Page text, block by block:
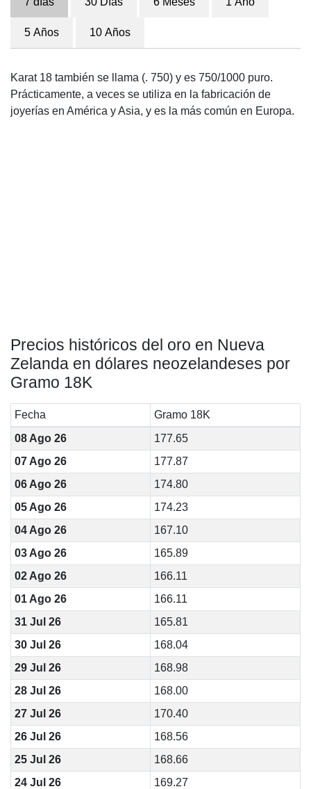
5 Años 10 Años
Karat 18 también se llama (. 750) y es 750/1000 puro.
Prácticamente, a veces se utiliza en la fabricación de
joyerías en América y Asia, y es la más común en Europa.
Precios históricos del oro en Nueva
Zelanda en dólares neozelandeses por
Gramo 18K
Fecha
Gramo 18K
08 Ago 26
177.65
07 Ago 26
177.87
06 Ago 26
174.80
05 Ago 26
174.23
04 Ago 26
167.10
03 Ago 26
165.89
02 Ago 26
166.11
01 Ago 26
166.11
31 Jul 26
165.81
30 Jul 26
168.04
29 Jul 26
168.98
28 Jul 26
168.00
27 Jul 26
170.40
26 Jul 26
168.56
25 Jul 26
168.66
24 Jul 26
169.27